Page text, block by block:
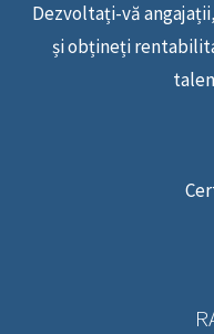
Dezvoltați-vă
și obțineți